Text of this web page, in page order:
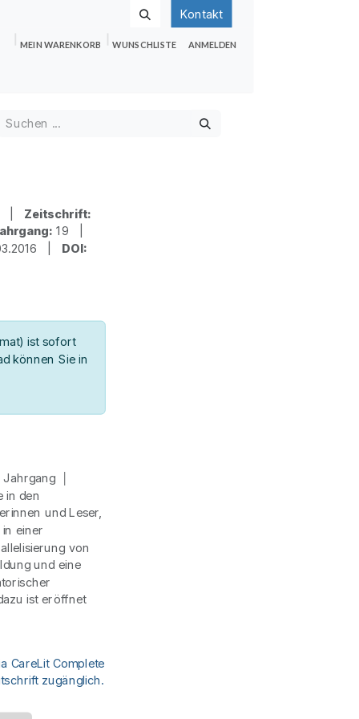
Kontakt
MEIN WARENKORB WUNSCHLISTE ANMELDEN
| Zeitschrift:
19 |
| DOI:
ist sofort
können Sie in
Jahrgang │
in den
und Leser,
einer
von
und eine
ist eröffnet
CareLit Complete
zugänglich.